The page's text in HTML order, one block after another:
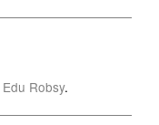
Edu Robsy.